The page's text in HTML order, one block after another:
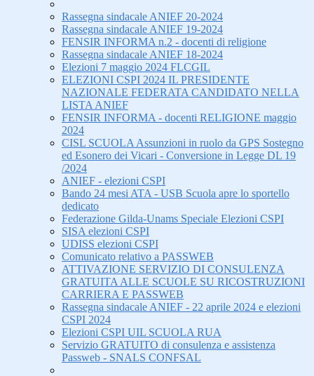
Rassegna sindacale ANIEF 20-2024
Rassegna sindacale ANIEF 19-2024
FENSIR INFORMA n.2 - docenti di religione
Rassegna sindacale ANIEF 18-2024
Elezioni 7 maggio 2024 FLCGIL
ELEZIONI CSPI 2024 IL PRESIDENTE
NAZIONALE FEDERATA CANDIDATO NELLA
LISTA ANIEF
FENSIR INFORMA - docenti RELIGIONE maggio
2024
CISL SCUOLA Assunzioni in ruolo da GPS Sostegno
ed Esonero dei Vicari - Conversione in Legge DL 19
/2024
ANIEF - elezioni CSPI
Bando 24 mesi ATA - USB Scuola apre lo sportello
dedicato
Federazione Gilda-Unams Speciale Elezioni CSPI
SISA elezioni CSPI
UDISS elezioni CSPI
Comunicato relativo a PASSWEB
ATTIVAZIONE SERVIZIO DI CONSULENZA
GRATUITA ALLE SCUOLE SU RICOSTRUZIONI
CARRIERA E PASSWEB
Rassegna sindacale ANIEF - 22 aprile 2024 e elezioni
CSPI 2024
Elezioni CSPI UIL SCUOLA RUA
Servizio GRATUITO di consulenza e assistenza
Passweb - SNALS CONFSAL